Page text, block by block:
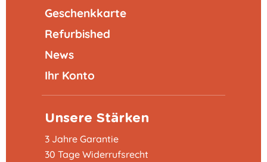
Geschenkkarte
Refurbished
News
Ihr Konto
Unsere Stärken
3 Jahre Garantie
30 Tage Widerrufsrecht